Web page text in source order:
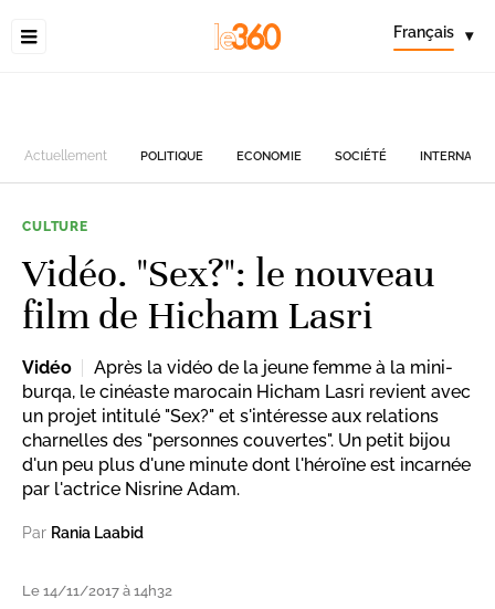
Français ▾
Actuellement POLITIQUE ECONOMIE SOCIÉTÉ
CULTURE
Vidéo. "Sex?": le nouveau
film de Hicham Lasri
Vidéo
Après la vidéo de la jeune femme à la mini-
burqa, le cinéaste marocain Hicham Lasri revient avec
un projet intitulé "Sex?" et s'intéresse aux relations
charnelles des "personnes couvertes". Un petit bijou
d'un peu plus d'une minute dont l'héroïne est incarnée
par l'actrice Nisrine Adam.
Par Rania Laabid
Le 14/11/2017 à 14h32